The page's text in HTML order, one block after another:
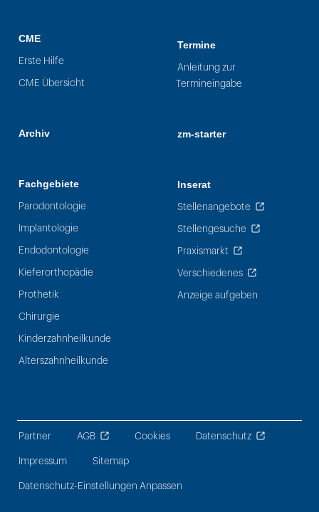
CME
Erste Hilfe
CME Übersicht
Archiv
Fachgebiete
Parodontologie
Implantologie
Endodontologie
Kieferorthopädie
Prothetik
Chirurgie
Kinderzahnheilkunde
Alterszahnheilkunde
Termine
Anleitung zur
Termineingabe
zm-starter
Inserat
Stellenangebote
Stellengesuche
Praxismarkt
Verschiedenes
Anzeige aufgeben
Partner AGB Cookies Datenschutz
Impressum Sitemap
Datenschutz-Einstellungen Anpassen